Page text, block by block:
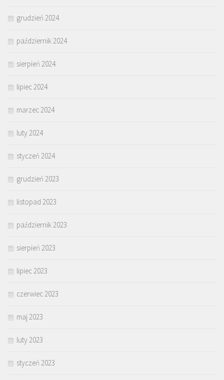
grudzień 2024
październik 2024
sierpień 2024
lipiec 2024
marzec 2024
luty 2024
styczeń 2024
grudzień 2023
listopad 2023
październik 2023
sierpień 2023
lipiec 2023
czerwiec 2023
maj 2023
luty 2023
styczeń 2023